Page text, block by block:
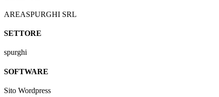
AREASPURGHI SRL
SETTORE
spurghi
SOFTWARE
Sito Wordpress